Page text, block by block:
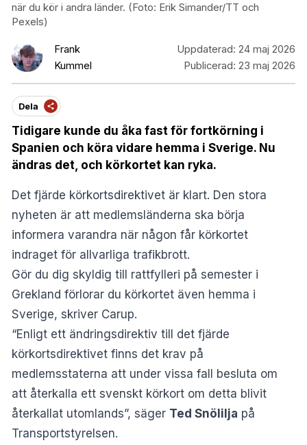
när du kör i andra länder. (Foto: Erik Simander/TT och
Pexels)
Frank
Kummel
Uppdaterad: 24 maj 2026
Publicerad: 23 maj 2026
Dela
Tidigare kunde du åka fast för fortkörning i
Spanien och köra vidare hemma i Sverige. Nu
ändras det, och körkortet kan ryka.
Det fjärde körkortsdirektivet är klart. Den stora
nyheten är att medlemsländerna ska börja
informera varandra när någon får körkortet
indraget för allvarliga trafikbrott.
Gör du dig skyldig till rattfylleri på semester i
Grekland förlorar du körkortet även hemma i
Sverige, skriver Carup.
“Enligt ett ändringsdirektiv till det fjärde
körkortsdirektivet finns det krav på
medlemsstaterna att under vissa fall besluta om
att återkalla ett svenskt körkort om detta blivit
återkallat utomlands”, säger Ted Snölilja på
Transportstyrelsen.